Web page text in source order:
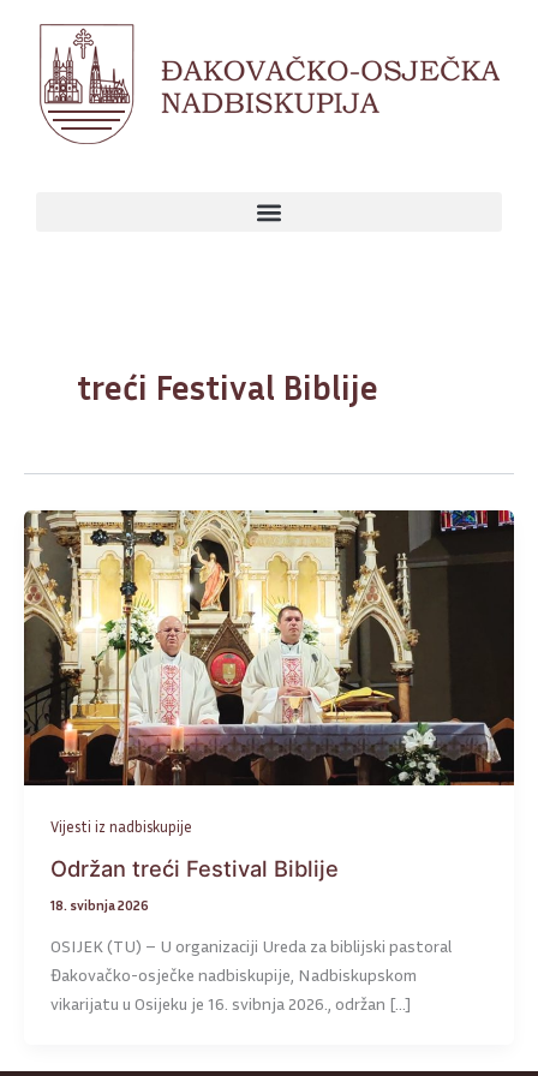
content
treći Festival Biblije
Vijesti iz nadbiskupije
Održan treći Festival Biblije
18. svibnja 2026
OSIJEK (TU) – U organizaciji Ureda za biblijski pastoral
Đakovačko-osječke nadbiskupije, Nadbiskupskom
vikarijatu u Osijeku je 16. svibnja 2026., održan […]